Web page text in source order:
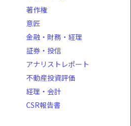
著作権
意匠
金融・財務・経理
証券・投信
アナリストレポート
不動産投資評価
経理・会計
CSR報告書